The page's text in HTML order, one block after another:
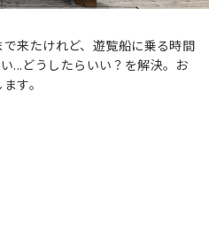
来たけれど、遊覧船に乗る時間
...どうしたらいい？を解決。お
す。